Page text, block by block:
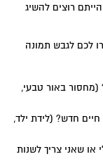
רוצים להשיג
לכם לגבש תמונה
(מחסור באור טבעי,
חדש? (לידת ילד,
שאני צריך לשנות